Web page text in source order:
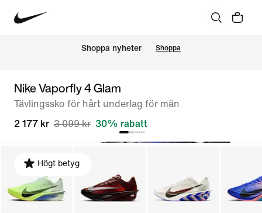
Shoppa nyheter Shoppa
Nike Vaporfly 4 Glam
Tävlingssko för hårt underlag för män
2 177 kr 3 099 kr 30% rabatt
Högt betyg